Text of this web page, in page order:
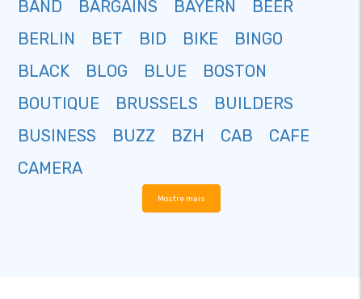
BAND
BARGAINS BAYERN
BEER
BERLIN
BET BID BIKE
BINGO
BLACK
BLOG BLUE
BOSTON
BOUTIQUE
BRUSSELS
BUILDERS
BUSINESS
BUZZ BZH CAB
CAFE
CAMERA
Mostre mais